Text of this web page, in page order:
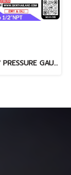
"WEKSLER" PRESSURE GAUGE MODEL : BA4CYPF2LW RANGE : 0-100 PSI & 0-700 KPA